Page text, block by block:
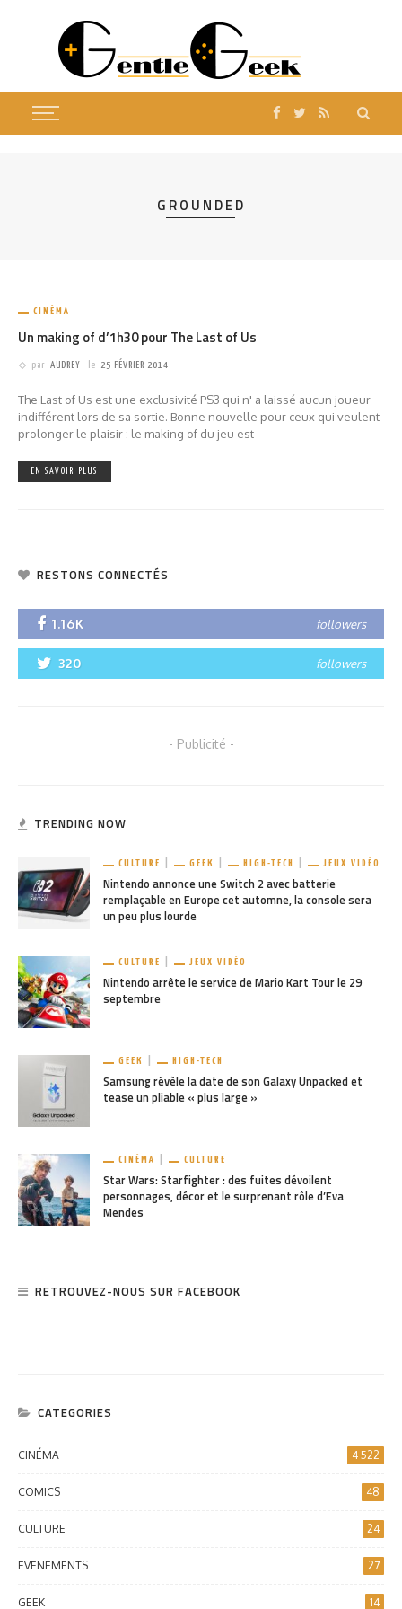
GROUNDED
CINÉMA
Un making of d’1h30 pour The Last of Us
par AUDREY le 25 FÉVRIER 2014
The Last of Us est une exclusivité PS3 qui n' a laissé aucun joueur
indifférent lors de sa sortie. Bonne nouvelle pour ceux qui veulent
prolonger le plaisir : le making of du jeu est
EN SAVOIR PLUS
RESTONS CONNECTÉS
1.16K followers
320 followers
- Publicité -
TRENDING NOW
CULTURE GEEK HIGH-TECH JEUX VIDÉO
Nintendo annonce une Switch 2 avec batterie
remplaçable en Europe cet automne, la console sera
un peu plus lourde
CULTURE JEUX VIDÉO
Nintendo arrête le service de Mario Kart Tour le 29
septembre
GEEK HIGH-TECH
Samsung révèle la date de son Galaxy Unpacked et
tease un pliable « plus large »
CINÉMA CULTURE
Star Wars: Starfighter : des fuites dévoilent
personnages, décor et le surprenant rôle d’Eva
Mendes
RETROUVEZ-NOUS SUR FACEBOOK
CATEGORIES
CINÉMA 4 522
COMICS 48
CULTURE 24
EVENEMENTS 27
GEEK 14